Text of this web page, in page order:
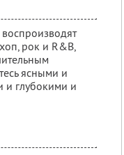
рок и R&B,
ясными и
и глубокими и